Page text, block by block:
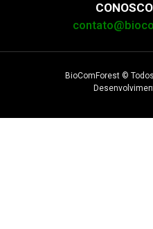
BioComForest ©